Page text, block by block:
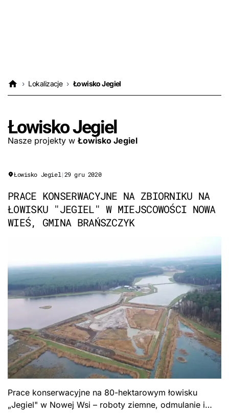
› Lokalizacje › Łowisko Jegiel
Łowisko Jegiel
Nasze projekty w Łowisko Jegiel
Łowisko Jegiel |29 gru 2020
PRACE KONSERWACYJNE NA ZBIORNIKU NA
ŁOWISKU "JEGIEL" W MIEJSCOWOŚCI NOWA
WIEŚ, GMINA BRAŃSZCZYK
Prace konserwacyjne na 80-hektarowym łowisku
„Jegiel" w Nowej Wsi – roboty ziemne, odmulanie i